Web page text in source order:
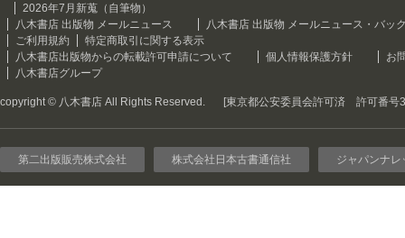
2026年7月新蒐（自筆物）
八木書店 出版物 メールニュース
八木書店 出版物 メールニュース・バッ
ご利用規約
特定商取引に関する表示
八木書店出版物からの転載許可申請について
個人情報保護方針
お
八木書店グループ
copyright © 八木書店 All Rights Reserved. [東京都公安委員会許可済 許可番号
第二出版販売株式会社 株式会社日本古書通信社 ジャパンナレ